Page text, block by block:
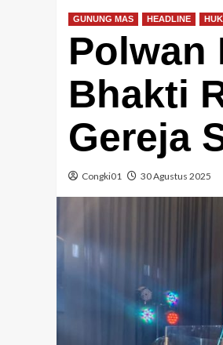
GUNUNG MAS HEADLINE
Polwan
Bhakti
Gereja
Congki01 30 Agustus 2025